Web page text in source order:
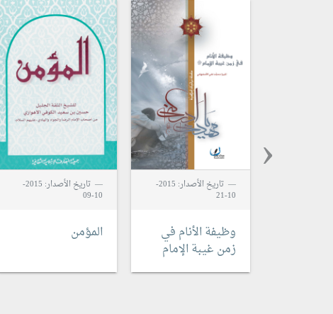
تاريخ الأصدار: 2015-
10-21
وظيفة الأنام في
زمن غيبة الإمام
تاريخ الأصدار: 2015-
10-09
المؤمن
‹